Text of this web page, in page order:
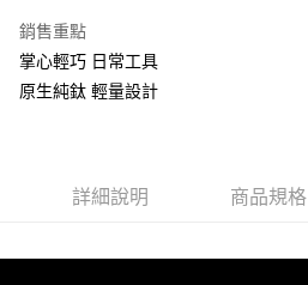
ATM付款
貨到付款
每筆NT$60，滿NT$899(含以上)免運費
銷售重點
掌心輕巧 日常工具
原生純鈦 輕量設計
詳細說明 商品規格